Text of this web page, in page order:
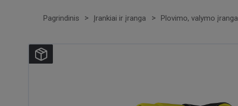
Pagrindinis Įrankiai ir įranga Plovimo, valymo įranga